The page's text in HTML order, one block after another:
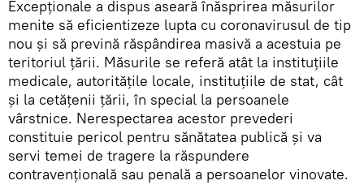
Excepționale a dispus aseară înăsprirea măsurilor
menite să eficientizeze lupta cu coronavirusul de tip
nou și să prevină răspândirea masivă a acestuia pe
teritoriul țării. Măsurile se referă atât la instituțiile
medicale, autoritățile locale, instituțiile de stat, cât
și la cetățenii țării, în special la persoanele
vârstnice. Nerespectarea acestor prevederi
constituie pericol pentru sănătatea publică și va
servi temei de tragere la răspundere
contravențională sau penală a persoanelor vinovate.